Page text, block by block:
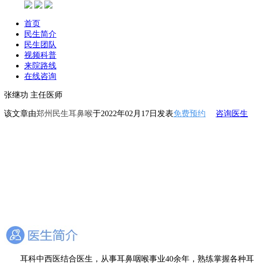
首页
民生简介
民生团队
视频科普
来院路线
在线咨询
张继功 主任医师
该文章由郑州民生耳鼻喉于2022年02月17日发表免费预约 咨询医生
耳科中西医结合医生，从事耳鼻咽喉事业40余年，熟练掌握各种耳